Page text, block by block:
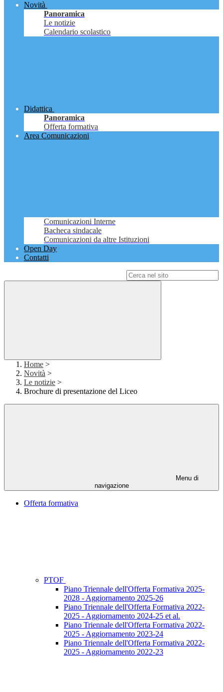
Novità
Panoramica
Le notizie
Calendario scolastico
Didattica
Panoramica
Offerta formativa
Area Comunicazioni
Comunicazioni Interne
Bacheca sindacale
Comunicazioni da altre Istituzioni
Open Day
Contatti
Home >
Novità >
Le notizie >
Brochure di presentazione del Liceo
Menu di
navigazione
Offerta formativa
PTOF
Piano Triennale dell'Offerta Formativa 2025-
2028 - Aggiornamento 2025-26
Piano Triennale dell'Offerta Formativa 2022-
2025 - Aggiornamento 2024-25 et al.
Piano Triennale dell'Offerta Formativa 2022-
2025 - Aggiornamento 2023-24
Piano Triennale dell'Offerta Formativa 2022-
2025 - Aggiornamento 2022-23